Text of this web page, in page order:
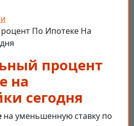
По Ипотеке На
процент
на
сегодня
на уменьшенную ставку по